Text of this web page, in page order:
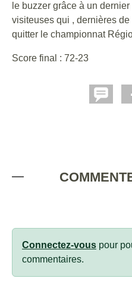
le buzzer grâce à un
visiteuses qui , dernières
quitter le championnat
Score final : 72-23
Connectez-vous pour
commentaires.